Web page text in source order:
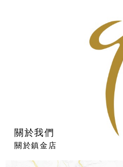
關於我們
關於鎮金店